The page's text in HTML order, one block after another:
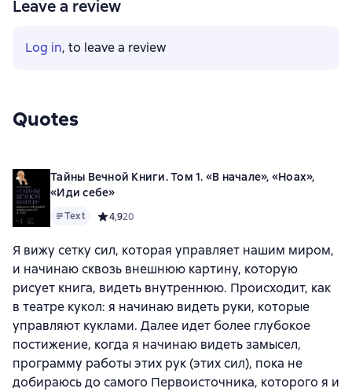
Leave a review
Log in, to leave a review
Quotes
Тайны Вечной Книги. Том 1. «В начале», «Ноах»,
«Иди себе»
Text Средний рейтинг 4,9 на основе 20 оценок
4,920
Я вижу сетку сил, которая управляет нашим миром,
и начинаю сквозь внешнюю картину, которую
рисует книга, видеть внутреннюю. Происходит, как
в театре кукол: я начинаю видеть руки, которые
управляют куклами. Далее идет более глубокое
постижение, когда я начинаю видеть замысел,
программу работы этих рук (этих сил), пока не
добираюсь до самого Первоисточника, которого я и